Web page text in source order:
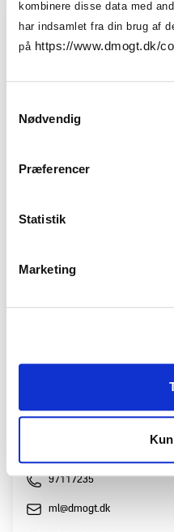
kombinere disse data med
har indsamlet fra din brug af
på https://www.dmogt.dk/
Nødvendig
Præferencer
Statistik
Marketing
97117235
ml@dmogt.dk